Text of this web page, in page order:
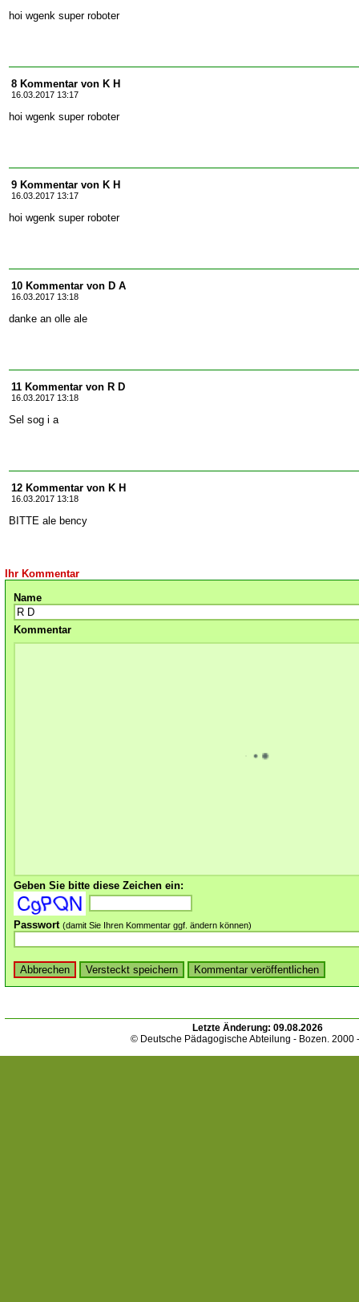
hoi wgenk super roboter
8 Kommentar von K H
16.03.2017 13:17
hoi wgenk super roboter
9 Kommentar von K H
16.03.2017 13:17
hoi wgenk super roboter
10 Kommentar von D A
16.03.2017 13:18
danke an olle ale
11 Kommentar von R D
16.03.2017 13:18
Sel sog i a
12 Kommentar von K H
16.03.2017 13:18
BITTE ale bency
Ihr Kommentar
Name
Kommentar
Geben Sie bitte diese Zeichen ein:
Passwort (damit Sie Ihren Kommentar ggf. ändern können)
Letzte Änderung: 09.08.2026
© Deutsche Pädagogische Abteilung - Bozen. 2000